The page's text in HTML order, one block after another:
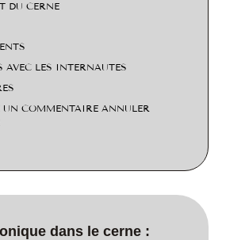
DU CERNE
AVEC LES INTERNAUTES
UN COMMENTAIRE ANNULER
dans le cerne :